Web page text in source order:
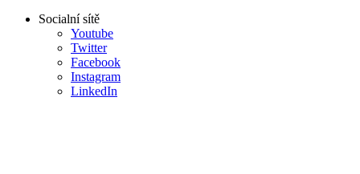
Socialní sítě
Youtube
Twitter
Facebook
Instagram
LinkedIn